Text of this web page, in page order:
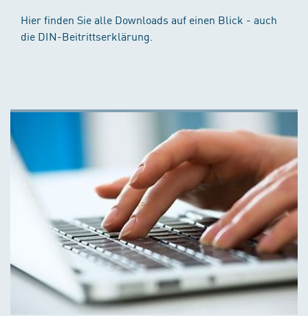
Hier finden Sie alle Downloads auf einen Blick - auch
die DIN-Beitrittserklärung.